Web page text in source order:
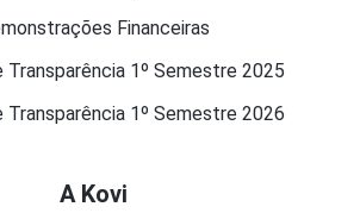
Financeiras
Transparência 1º Semestre 2025
Transparência 1º Semestre 2026
A Kovi